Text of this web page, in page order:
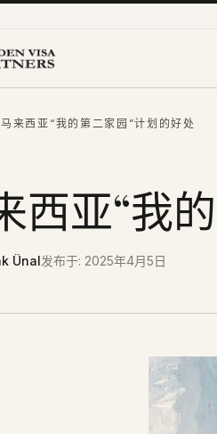
马来西亚“我的第二家园”计划的好处
西亚“我
Ünal发布于: 2025年4月5日